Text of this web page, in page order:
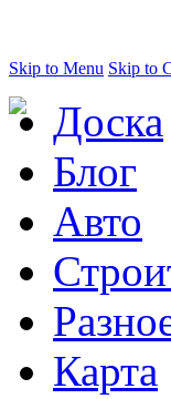
Skip to Menu Skip to
Доска
Блог
Авто
Карта